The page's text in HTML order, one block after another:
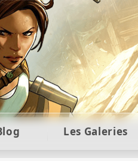
et collectors
Les Galeries